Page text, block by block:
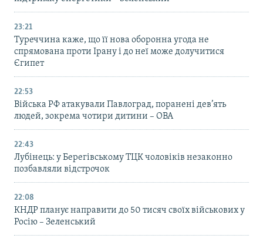
23:21
Туреччина каже, що її нова оборонна угода не
спрямована проти Ірану і до неї може долучитися
Єгипет
22:53
Війська РФ атакували Павлоград, поранені дев’ять
людей, зокрема чотири дитини – ОВА
22:43
Лубінець: у Берегівському ТЦК чоловіків незаконно
позбавляли відстрочок
22:08
КНДР планує направити до 50 тисяч своїх військових у
Росію – Зеленський